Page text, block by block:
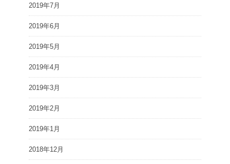
2019年7月
2019年6月
2019年5月
2019年4月
2019年3月
2019年2月
2019年1月
2018年12月